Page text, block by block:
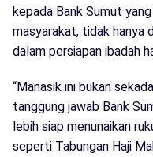
kepada Bank Sumut
masyarakat, tidak hanya
dalam persiapan ibadah
“Manasik ini bukan
tanggung jawab Bank
lebih siap menunaikan
seperti Tabungan Haji